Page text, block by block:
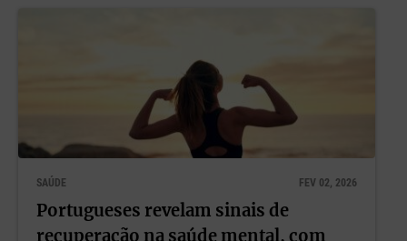
SAÚDE FEV 02, 2026
Portugueses revelam sinais de
recuperação na saúde mental, com